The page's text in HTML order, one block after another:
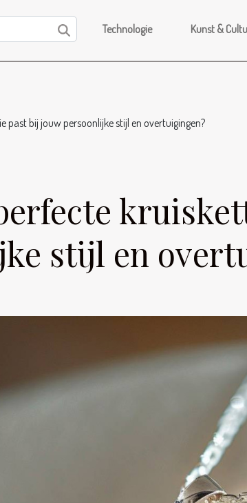
Technologie Kunst &
past bij jouw persoonlijke stijl en overtuigingen?
stijl en